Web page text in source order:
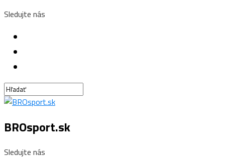
Sledujte nás
BROsport.sk
Sledujte nás